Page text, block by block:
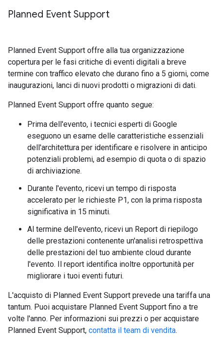
Planned Event Support
Planned Event Support offre alla tua organizzazione
copertura per le fasi critiche di eventi digitali a breve
termine con traffico elevato che durano fino a 5 giorni, come
inaugurazioni, lanci di nuovi prodotti o migrazioni di dati.
Planned Event Support offre quanto segue:
Prima dell'evento, i tecnici esperti di Google
eseguono un esame delle caratteristiche essenziali
dell'architettura per identificare e risolvere in anticipo
potenziali problemi, ad esempio di quota o di spazio
di archiviazione.
Durante l'evento, ricevi un tempo di risposta
accelerato per le richieste P1, con la prima risposta
significativa in 15 minuti.
Al termine dell'evento, ricevi un Report di riepilogo
delle prestazioni contenente un'analisi retrospettiva
delle prestazioni del tuo ambiente cloud durante
l'evento. Il report identifica inoltre opportunità per
migliorare i tuoi eventi futuri.
L'acquisto di Planned Event Support prevede una tariffa una
tantum. Puoi acquistare Planned Event Support fino a tre
volte l'anno. Per informazioni sui prezzi o per acquistare
Planned Event Support, contatta il team di vendita.